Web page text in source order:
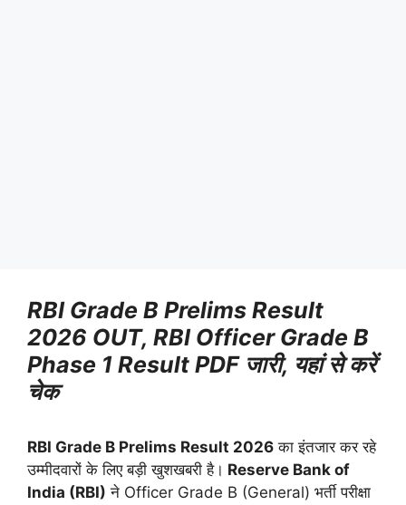
RBI Grade B Prelims Result
2026 OUT, RBI Officer Grade B
Phase 1 Result PDF जारी, यहां से करें
चेक
RBI Grade B Prelims Result 2026 का इंतजार कर रहे
उम्मीदवारों के लिए बड़ी खुशखबरी है। Reserve Bank of
India (RBI) ने Officer Grade B (General) भर्ती परीक्षा